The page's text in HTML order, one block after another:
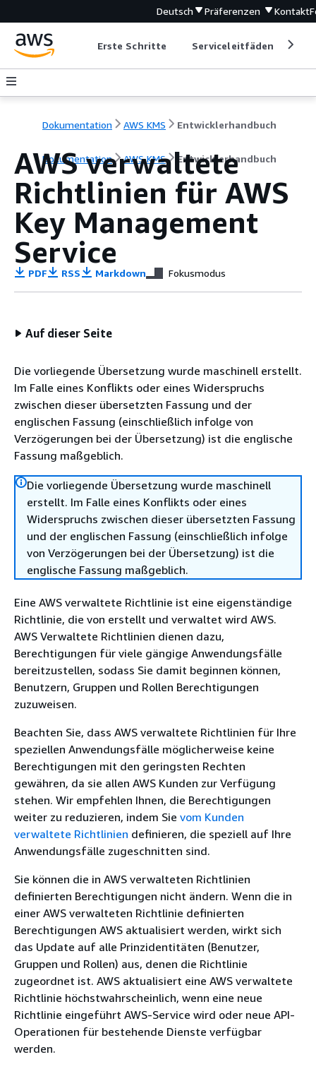
Deutsch Präferenzen Kontakt
Erste Schritte Serviceleitfäden
Dokumentation AWS KMS Entwicklerhandbuch
Dokumentation AWS KMS Entwicklerhandbuch
AWS verwaltete
Richtlinien für AWS
Key Management
Service
PDF RSS Markdown Fokusmodus
Auf dieser Seite
Die vorliegende Übersetzung wurde maschinell erstellt.
Im Falle eines Konflikts oder eines Widerspruchs
zwischen dieser übersetzten Fassung und der
englischen Fassung (einschließlich infolge von
Verzögerungen bei der Übersetzung) ist die englische
Fassung maßgeblich.
Die vorliegende Übersetzung wurde maschinell
erstellt. Im Falle eines Konflikts oder eines
Widerspruchs zwischen dieser übersetzten Fassung
und der englischen Fassung (einschließlich infolge
von Verzögerungen bei der Übersetzung) ist die
englische Fassung maßgeblich.
Eine AWS verwaltete Richtlinie ist eine eigenständige
Richtlinie, die von erstellt und verwaltet wird AWS.
AWS Verwaltete Richtlinien dienen dazu,
Berechtigungen für viele gängige Anwendungsfälle
bereitzustellen, sodass Sie damit beginnen können,
Benutzern, Gruppen und Rollen Berechtigungen
zuzuweisen.
Beachten Sie, dass AWS verwaltete Richtlinien für Ihre
speziellen Anwendungsfälle möglicherweise keine
Berechtigungen mit den geringsten Rechten
gewähren, da sie allen AWS Kunden zur Verfügung
stehen. Wir empfehlen Ihnen, die Berechtigungen
weiter zu reduzieren, indem Sie vom Kunden
verwaltete Richtlinien definieren, die speziell auf Ihre
Anwendungsfälle zugeschnitten sind.
Sie können die in AWS verwalteten Richtlinien
definierten Berechtigungen nicht ändern. Wenn die in
einer AWS verwalteten Richtlinie definierten
Berechtigungen AWS aktualisiert werden, wirkt sich
das Update auf alle Prinzidentitäten (Benutzer,
Gruppen und Rollen) aus, denen die Richtlinie
zugeordnet ist. AWS aktualisiert eine AWS verwaltete
Richtlinie höchstwahrscheinlich, wenn eine neue
Richtlinie eingeführt AWS-Service wird oder neue API-
Operationen für bestehende Dienste verfügbar
werden.